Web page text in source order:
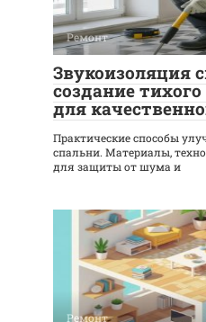
Ремонт
Звукоизоляция
создание
для
Практические способы
спальни. Материалы,
для защиты от шума и
Ремонт